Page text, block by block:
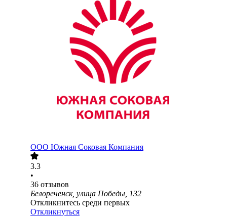
ООО Южная Соковая Компания
3.3
•
36 отзывов
Белореченск, улица Победы, 132
Откликнитесь среди первых
Откликнуться